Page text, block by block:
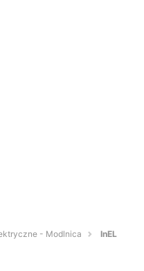
- Modlnica
InEL